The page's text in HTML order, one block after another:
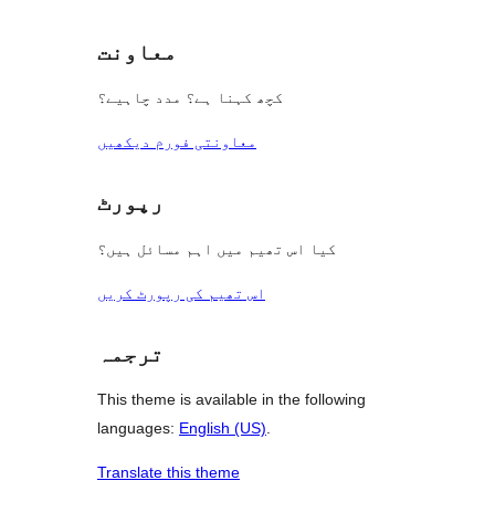
معاونت
کچھ کہنا ہے؟ مدد چاہیے؟
معاونتی فورم دیکھیں
رپورٹ
کیا اس تھیم میں اہم مسائل ہیں؟
اس تھیم کی رپورٹ کریں
ترجمہ
This theme is available in the following
languages: English (US).
Translate this theme